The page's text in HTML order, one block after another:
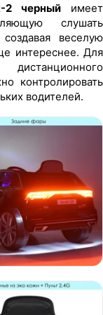
2 черный имеет
слушать
веселую
интереснее. Для
контролировать
водителей.